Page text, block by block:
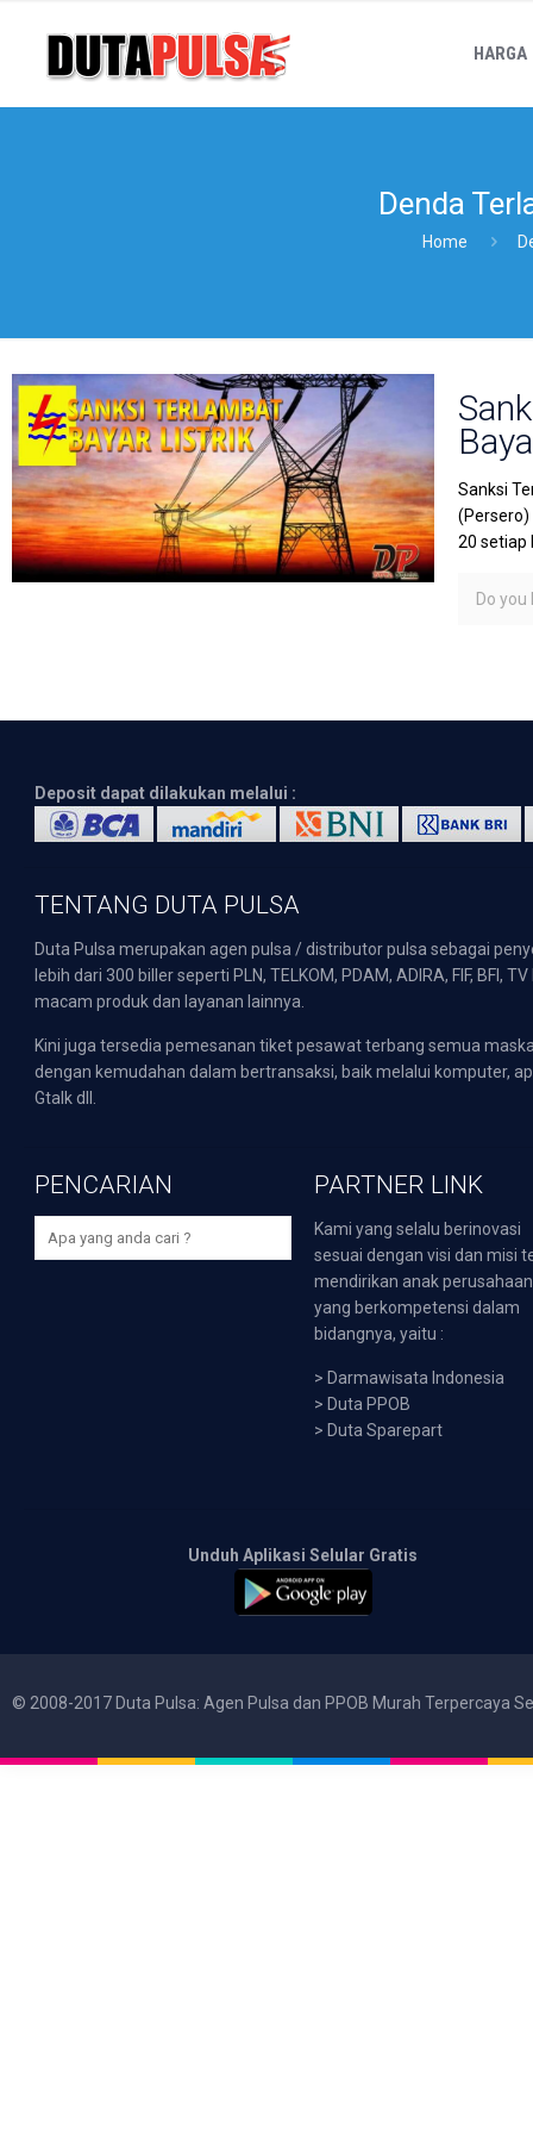
HARGA
Denda
Home
Sanksi
20 setiap
Do you
Deposit dapat dilakukan melalui :
TENTANG DUTA PULSA
Duta Pulsa merupakan agen pulsa / distributor pulsa sebagai
lebih dari 300 biller seperti PLN, TELKOM, PDAM, ADIRA, FIF,
macam produk dan layanan lainnya.
Kini juga tersedia pemesanan tiket pesawat terbang semua
dengan kemudahan dalam bertransaksi, baik melalui komputer,
Gtalk dll.
PENCARIAN PARTNER LINK
Kami yang selalu berinovasi
sesuai dengan visi dan misi
mendirikan anak perusahaan
yang berkompetensi dalam
bidangnya, yaitu :
> Darmawisata Indonesia
> Duta PPOB
> Duta Sparepart
Unduh Aplikasi Selular Gratis
© 2008-2017 Duta Pulsa: Agen Pulsa dan PPOB Murah Terpercaya